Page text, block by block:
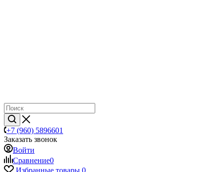
+7 (960) 5896601
Заказать звонок
Войти
Сравнение0
Избранные товары 0